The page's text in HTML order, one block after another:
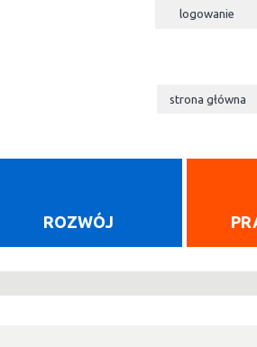
logowanie
strona główna
ROZWÓJ